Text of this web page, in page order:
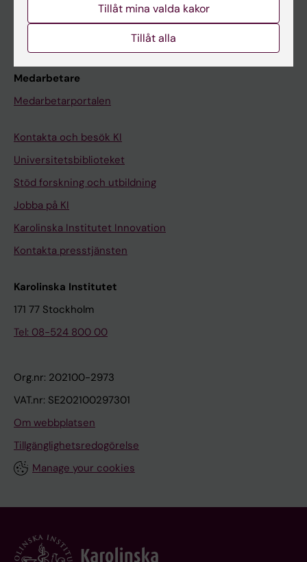
Kurs- och programwebbar
Medarbetare
Medarbetarportalen
Kontakta och besök KI
Universitetsbiblioteket
Stöd forskning och utbildning
Jobba på KI
Karolinska Institutet Innovation
Kontakta presstjänsten
Karolinska Institutet
171 77 Stockholm
Tel: 08-524 800 00
Org.nr: 202100-2973
VAT.nr: SE202100297301
Om webbplatsen
Tillgänglighetsredogörelse
Manage your cookies
Tillåt mina valda kakor
Tillåt alla